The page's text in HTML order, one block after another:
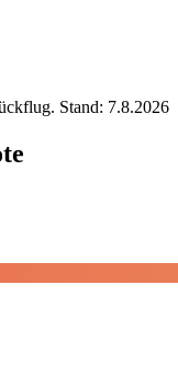
Stand: 7.8.2026